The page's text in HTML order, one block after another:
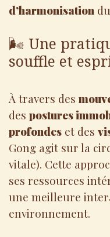
d’harmonisation
🌬️ Une
souffle et
À travers des
des postures
profondes et des
Gong agit sur la
vitale). Cette
ses ressources
une meilleure
environnement.